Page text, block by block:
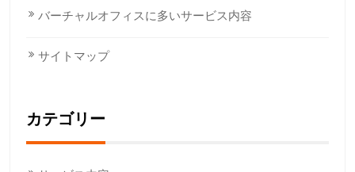
バーチャルオフィスに多いサービス内容
サイトマップ
カテゴリー